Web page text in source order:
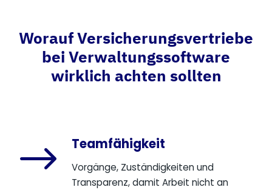
Worauf Versicherungsvertriebe
bei Verwaltungssoftware
wirklich achten sollten
$ Teamfähigkeit
Vorgänge, Zuständigkeiten und
Transparenz, damit Arbeit nicht an